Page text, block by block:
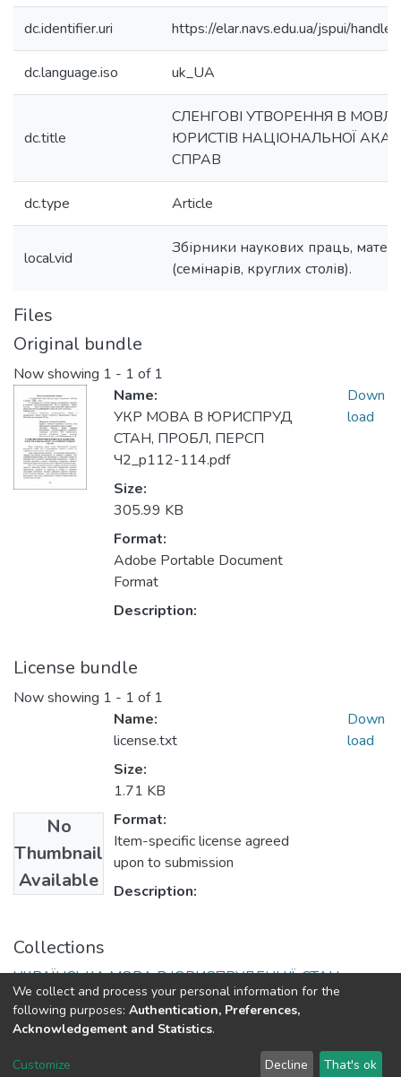
dc.identifier.uri https://elar.navs.edu.ua/jspui/
dc.language.iso uk_UA
dc.title
СЛЕНГОВІ УТВОРЕННЯ В
ЮРИСТІВ НАЦІОНАЛЬНОЇ
СПРАВ
dc.type Article
local.vid
Збірники наукових праць,
(семінарів, круглих столів).
Files
Original bundle
Now showing 1 - 1 of 1
Name:
УКР МОВА В ЮРИСПРУД
СТАН, ПРОБЛ, ПЕРСП
Ч2_p112-114.pdf
Size:
305.99 KB
Format:
Adobe Portable Document
Format
Description:
Down
load
License bundle
Now showing 1 - 1 of 1
No
Thumbnail
Available
Name:
license.txt
Size:
1.71 KB
Format:
Item-specific license agreed
upon to submission
Description:
Down
load
Collections
УКРАЇНСЬКА МОВА В ЮРИСПРУДЕНЦІЇ: СТАН,
ПРОБЛЕМИ, ПЕРСПЕКТИВИ Частина 2
DSpace software copyright © 2002-2026 LYRASIS
We collect and process your personal information for the
following purposes: Authentication, Preferences,
Acknowledgement and Statistics.
Customize Decline That's ok